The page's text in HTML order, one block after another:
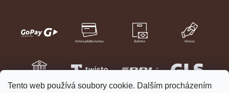
Tento web používá soubory cookie. Dalším procházením